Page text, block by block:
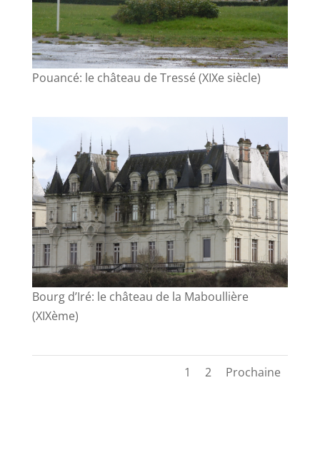
Pouancé: le château de Tressé (XIXe siècle)
Bourg d’Iré: le château de la Maboullière
(XIXème)
1 2 Prochaine